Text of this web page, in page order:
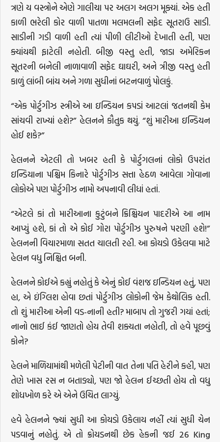
ત્રણે ય વસ્ત્રોને એણે ગાલીચા પર અલગ અલગ મૂક્યાં. એક હતી
કાળી ભરેલી કોર વાળી પાતળા મલમલની સફેદ સૂતરાઉ સાડી.
સાડીની ગડી વાળી હતી ત્યાં પીળી લીટીઓ દેખાતી હતી, પણ
ક્યાંયથી ફાટેલી નહોતી. બીજી વસ્તુ હતી, જાડા અમેરિકન
સૂતરની બનેલી નાળાવાળી સફેદ ઘાઘરી, અને ત્રીજી વસ્તુ હતી
કાળું લાંબી બાંય અને ગળા સુધીનાં બટનવાળું પોલકું.
“એક પોર્ટુગીઝ સ્ત્રીએ આ ઇન્ડિયન કપડાં આટલાં જતનથી કેમ
સાંચવી રાખ્યાં હશે?” હેલનને કૌતુક થયું. “શું મારીઆ ઇન્ડિયન
હોઈ શકે?”
હેલનને એટલી તો ખબર હતી કે પોર્ટુગલનાં લોકો ઉપરાંત
ઇન્ડિયાના પશ્ચિમ કિનારે પોર્ટુગીઝ સત્તા હેઠળ આવેલા ગોવાના
લોકોએ પણ પોર્ટુગીઝ નામો અપનાવી લીધાં હતાં.
“એટલે કાં તો મારીઆના કુટુંબને ક્રિશ્ચિયન પાદરીએ આ નામ
આપ્યું હશે, કાં તો એ કોઈ ગોરા પોર્ટુગીઝ પુરુષને પરણી હશે!”
હેલનની વિચારમાળા સતત ચાલતી રહી. આ કોયડો ઉકેલવા માટે
હેલન વધુ નિશ્ચિત બની.
હેલનને કોઈએ કહ્યું નહોતું કે એનું કોઈ વંશજ ઇન્ડિયન હતું, પણ
હા, એ ઇંગ્લિશ હોવા છતાં પોર્ટુગીઝ લોકોની જેમ કેથોલિક હતી.
તો શું મારીઆ એની વડ-નાની હતી? માબાપ તો ગુજરી ગયાં હતાં;
નાનો ભાઈ કંઈ જાણતો હોય તેવી શક્યતા નહોતી, તો હવે પૂછવું
કોને?
હેલને માળિયામાંથી મળેલી પેટીની વાત તેના પતિ હેરીને કહી, પણ
તેણે ખાસ રસ ન બતાડ્યો, પણ જો હેલન ઈચ્છતી હોય તો વધુ
શોધખોળ કરે એ એને ઉચિત લાગ્યું.
હવે હેલનને જ્યાં સુધી આ કોયડો ઉકેલાય નહીં ત્યાં સુધી ચેન
પડવાનું નહોતું. એ તો ક્રોયડનથી છેક હેકની જઈ 26 King